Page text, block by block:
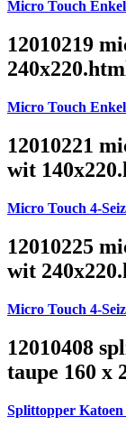
Micro Touch
12010219
240x220.html
Micro Touch
12010221
wit
Micro Touch 4-
12010225
wit
Micro Touch 4-
12010408
taupe 160 x
Splittopper Katoen